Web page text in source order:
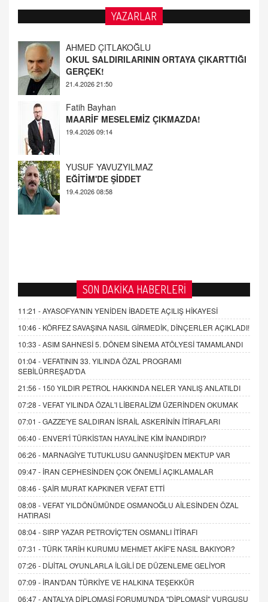
YAZARLAR
Fatih Bayhan
MAARİF MESELEMİZ ÇIKMAZDA!
19.4.2026 09:14
YUSUF YAVUZYILMAZ
EĞİTİM'DE ŞİDDET
19.4.2026 08:58
AHMED ÇITLAKOĞLU
OKUL SALDIRILARININ ORTAYA ÇIKARTTIĞI
GERÇEK!
SON DAKİKA HABERLERİ
11:21 -AYASOFYA'NIN YENİDEN İBADETE AÇILIŞ HİKAYESİ
10:46 - KÖRFEZ SAVAŞINA NASIL GİRMEDİK, DİNÇERLER AÇIKLADI!
10:33 -ASIM SAHNESİ 5. DÖNEM SİNEMA ATÖLYESİ TAMAMLANDI
01:04 -VEFATININ 33. YILINDA ÖZAL PROGRAMI
SEBİLÜRREŞAD'DA
21:56 - 150 YILDIR PETROL HAKKINDA NELER YANLIŞ ANLATILDI
07:28 -VEFAT YILINDA ÖZAL'I LİBERALİZM ÜZERİNDEN OKUMAK
07:01 -GAZZE'YE SALDIRAN İSRAİL ASKERİNİN İTİRAFLARI
06:40 - ENVER'İ TÜRKİSTAN HAYALİNE KİM İNANDIRDI?
06:26 - MARNAGİYE TUTUKLUSU GANNUŞİ'DEN MEKTUP VAR
09:47 - İRAN CEPHESİNDEN ÇOK ÖNEMLİ AÇIKLAMALAR
08:46 -ŞAİR MURAT KAPKINER VEFAT ETTİ
08:08 -VEFAT YILDÖNÜMÜNDE OSMANOĞLU AİLESİNDEN ÖZAL
HATIRASI
08:04 -SIRP YAZAR PETROVİÇ'TEN OSMANLI İTİRAFI
07:31 -TÜRK TARİH KURUMU MEHMET AKİF'E NASIL BAKIYOR?
07:26 - DİJİTAL OYUNLARLA İLGİLİ DE DÜZENLEME GELİYOR
07:09 - İRAN'DAN TÜRKİYE VE HALKINA TEŞEKKÜR
06:47 -ANTALYA DİPLOMASİ FORUMU'NDA "DİPLOMASİ" VURGUSU